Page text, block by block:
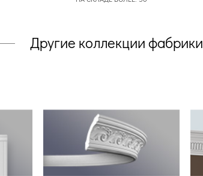
Другие коллекции фабрики